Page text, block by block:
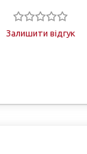
Залишити відгук